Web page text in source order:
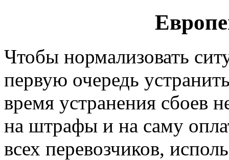
Чтобы нормализовать
первую очередь
время устранения сбоев
на штрафы и на саму
всех перевозчиков,